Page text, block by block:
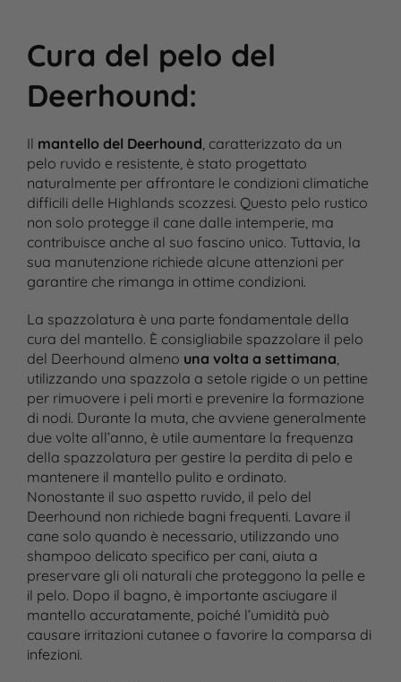
Cura del pelo del
Deerhound:
Il mantello del Deerhound, caratterizzato da un
pelo ruvido e resistente, è stato progettato
naturalmente per affrontare le condizioni climatiche
difficili delle Highlands scozzesi. Questo pelo rustico
non solo protegge il cane dalle intemperie, ma
contribuisce anche al suo fascino unico. Tuttavia, la
sua manutenzione richiede alcune attenzioni per
garantire che rimanga in ottime condizioni.
La spazzolatura è una parte fondamentale della
cura del mantello. È consigliabile spazzolare il pelo
del Deerhound almeno una volta a settimana,
utilizzando una spazzola a setole rigide o un pettine
per rimuovere i peli morti e prevenire la formazione
di nodi. Durante la muta, che avviene generalmente
due volte all’anno, è utile aumentare la frequenza
della spazzolatura per gestire la perdita di pelo e
mantenere il mantello pulito e ordinato.
Nonostante il suo aspetto ruvido, il pelo del
Deerhound non richiede bagni frequenti. Lavare il
cane solo quando è necessario, utilizzando uno
shampoo delicato specifico per cani, aiuta a
preservare gli oli naturali che proteggono la pelle e
il pelo. Dopo il bagno, è importante asciugare il
mantello accuratamente, poiché l’umidità può
causare irritazioni cutanee o favorire la comparsa di
infezioni.